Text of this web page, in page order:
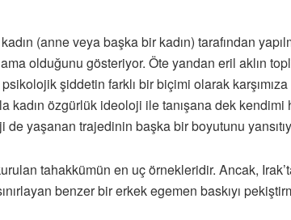
(anne veya başka bir kadın) tarafından
olduğunu gösteriyor. Öte yandan eril aklın
şiddetin farklı bir biçimi olarak karşımıza
kadın özgürlük ideoloji ile tanışana dek
de yaşanan trajedinin başka bir boyutunu
tahakkümün en uç örnekleridir. Ancak,
benzer bir erkek egemen baskıyı